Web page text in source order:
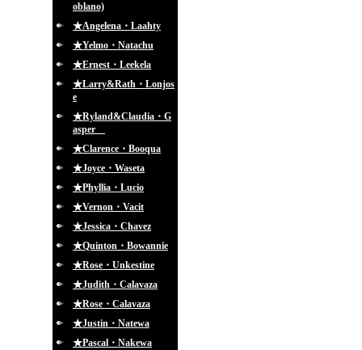
oblano)
★Angelena・Laahty
★Yelmo・Natachu
★Ernest・Leekela
★Larry&Rath・Lonjos
e
★Ryland&Claudia・G
asper
★Clarence・Booqua
★Joyce・Waseta
★Phyllia・Lucio
★Vernon・Vacit
★Jessica・Chavez
★Quinton・Bowannie
★Rose・Unkestine
★Judith・Calavaza
★Rose・Calavaza
★Justin・Natewa
★Pascal・Nakewa